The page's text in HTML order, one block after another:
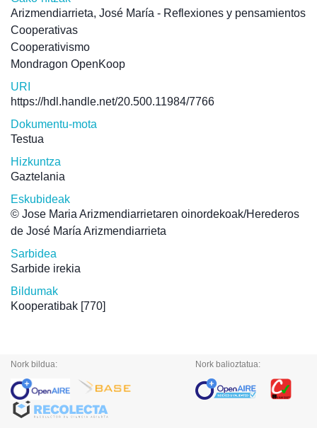
Arizmendiarrieta, José María - Reflexiones y pensamientos
Cooperativas
Cooperativismo
Mondragon OpenKoop
URI
https://hdl.handle.net/20.500.11984/7766
Dokumentu-mota
Testua
Hizkuntza
Gaztelania
Eskubideak
© Jose Maria Arizmendiarrietaren oinordekoak/Herederos
de José María Arizmendiarrieta
Sarbidea
Sarbide irekia
Bildumak
Kooperatibak [770]
Nork bildua: Nork balioztatua: